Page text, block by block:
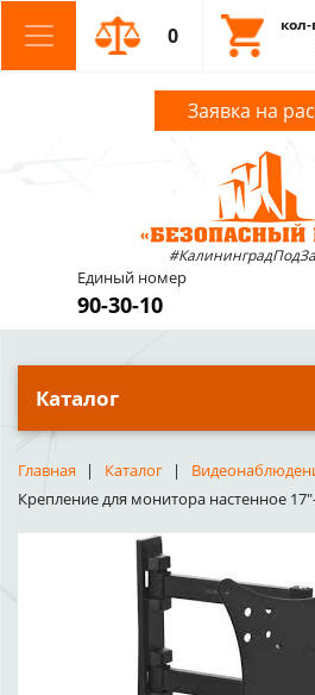
0
Заявка на
Единый номер
90-30-10
Каталог
Главная Каталог
Крепление для монитора настенное